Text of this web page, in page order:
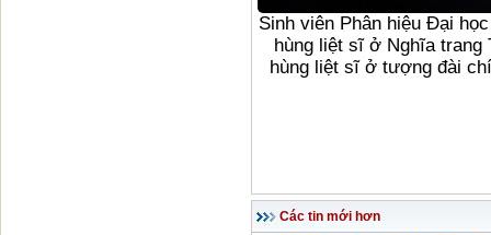
Sinh viên Phân hiệu Đại
hùng liệt sĩ ở Nghĩa
hùng liệt sĩ ở tượng đài
Các tin mới hơn